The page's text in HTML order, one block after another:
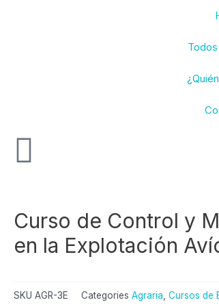
Curso de Control y
en la Explotación
SKU AGR-3E Categories Agraria Cursos de